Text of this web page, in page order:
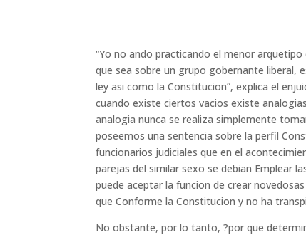
“Yo no ando practicando el menor
que sea sobre un grupo gobernante liberal,
ley asi­ como la Constitucion”, explica el
cuando existe ciertos vacios existe
analogia nunca se realiza simplemente
poseemos una sentencia sobre la perfil
funcionarios judiciales que en el
parejas del similar sexo se debian Emplear
puede aceptar la funcion de crear
que Conforme la Constitucion y no ha
No obstante, por lo tanto, ?por que